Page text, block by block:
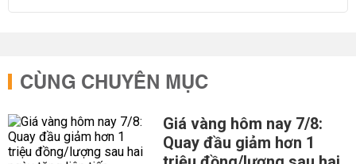
CÙNG CHUYÊN MỤC
Giá vàng hôm nay 7/8:
Quay đầu giảm hơn 1